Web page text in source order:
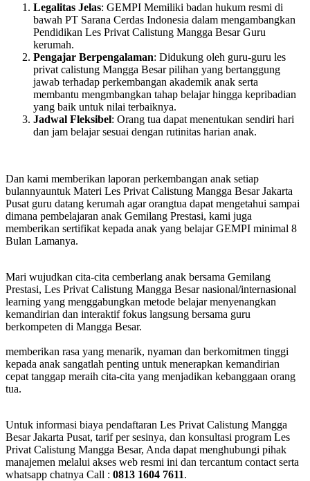
Legalitas Jelas: GEMPI Memiliki badan hukum resmi di
bawah PT Sarana Cerdas Indonesia dalam mengambangkan
Pendidikan Les Privat Calistung Mangga Besar Guru
kerumah.
Pengajar Berpengalaman: Didukung oleh guru-guru les
privat calistung Mangga Besar pilihan yang bertanggung
jawab terhadap perkembangan akademik anak serta
membantu mengmbangkan tahap belajar hingga kepribadian
yang baik untuk nilai terbaiknya.
Jadwal Fleksibel: Orang tua dapat menentukan sendiri hari
dan jam belajar sesuai dengan rutinitas harian anak.
Dan kami memberikan laporan perkembangan anak setiap
bulannyauntuk Materi Les Privat Calistung Mangga Besar Jakarta
Pusat guru datang kerumah agar orangtua dapat mengetahui sampai
dimana pembelajaran anak Gemilang Prestasi, kami juga
memberikan sertifikat kepada anak yang belajar GEMPI minimal 8
Bulan Lamanya.
Mari wujudkan cita-cita cemberlang anak bersama Gemilang
Prestasi, Les Privat Calistung Mangga Besar nasional/internasional
learning yang menggabungkan metode belajar menyenangkan
kemandirian dan interaktif fokus langsung bersama guru
berkompeten di Mangga Besar.
memberikan rasa yang menarik, nyaman dan berkomitmen tinggi
kepada anak sangatlah penting untuk menerapkan kemandirian
cepat tanggap meraih cita-cita yang menjadikan kebanggaan orang
tua.
Untuk informasi biaya pendaftaran Les Privat Calistung Mangga
Besar Jakarta Pusat, tarif per sesinya, dan konsultasi program Les
Privat Calistung Mangga Besar, Anda dapat menghubungi pihak
manajemen melalui akses web resmi ini dan tercantum contact serta
whatsapp chatnya Call : 0813 1604 7611.